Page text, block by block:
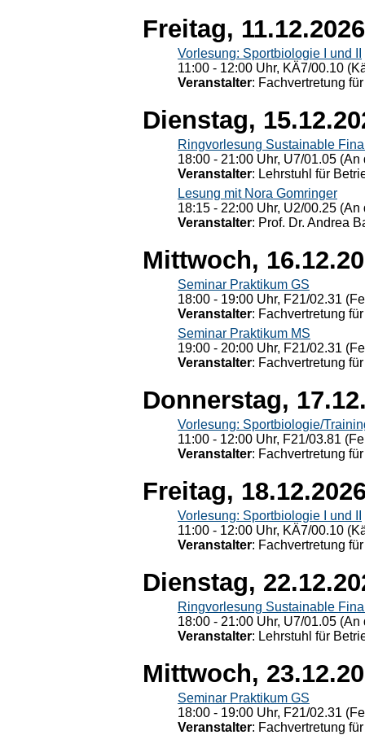
Freitag, 11.12.2026
Vorlesung: Sportbiologie I und II
11:00 - 12:00 Uhr, KÄ7/00.10
Veranstalter: Fachvertretung
Dienstag,
Ringvorlesung Sustainable
18:00 - 21:00 Uhr, U7/01.05
Veranstalter: Lehrstuhl für
Lesung mit Nora Gomringer
18:15 - 22:00 Uhr, U2/00.25
Veranstalter: Prof. Dr. Andrea
Mittwoch,
Seminar Praktikum GS
18:00 - 19:00 Uhr, F21/02.31
Veranstalter: Fachvertretung
Seminar Praktikum MS
19:00 - 20:00 Uhr, F21/02.31
Veranstalter: Fachvertretung
Donnerstag,
Vorlesung: Sportbiologie/
11:00 - 12:00 Uhr, F21/03.81
Veranstalter: Fachvertretung
Freitag,
Vorlesung: Sportbiologie I und II
11:00 - 12:00 Uhr, KÄ7/00.10
Veranstalter: Fachvertretung
Dienstag,
Ringvorlesung Sustainable
18:00 - 21:00 Uhr, U7/01.05
Veranstalter: Lehrstuhl für
Mittwoch,
Seminar Praktikum GS
18:00 - 19:00 Uhr, F21/02.31
Veranstalter: Fachvertretung